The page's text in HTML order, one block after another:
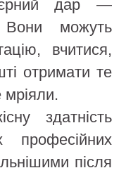
дар —
Вони можуть
вчитися,
отримати те
мріяли.
здатність
після